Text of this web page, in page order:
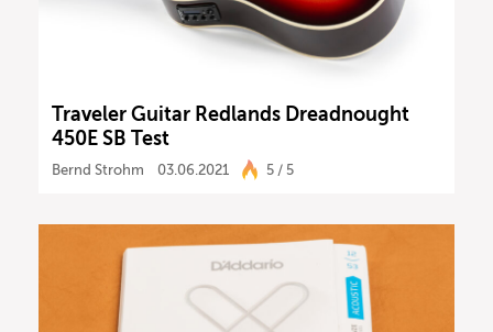
Traveler Guitar Redlands Dreadnought
450E SB Test
Bernd Strohm 03.06.2021 5 / 5